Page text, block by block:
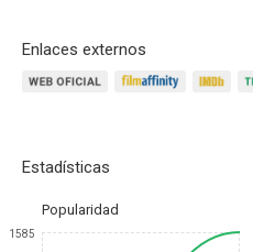
Enlaces externos
Estadísticas
Popularidad
1585